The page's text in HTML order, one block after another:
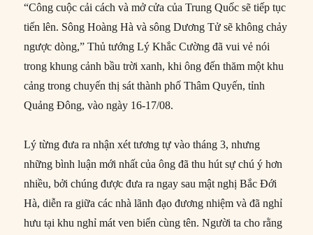
“Công cuộc cải cách và mở cửa của Trung Quốc sẽ tiếp tục
tiến lên. Sông Hoàng Hà và sông Dương Tử sẽ không chảy
ngược dòng,” Thủ tướng Lý Khắc Cường đã vui vẻ nói
trong khung cảnh bầu trời xanh, khi ông đến thăm một khu
cảng trong chuyến thị sát thành phố Thâm Quyến, tỉnh
Quảng Đông, vào ngày 16-17/08.
Lý từng đưa ra nhận xét tương tự vào tháng 3, nhưng
những bình luận mới nhất của ông đã thu hút sự chú ý hơn
nhiều, bởi chúng được đưa ra ngay sau mật nghị Bắc Đới
Hà, diễn ra giữa các nhà lãnh đạo đương nhiệm và đã nghỉ
hưu tại khu nghỉ mát ven biển cùng tên. Người ta cho rằng